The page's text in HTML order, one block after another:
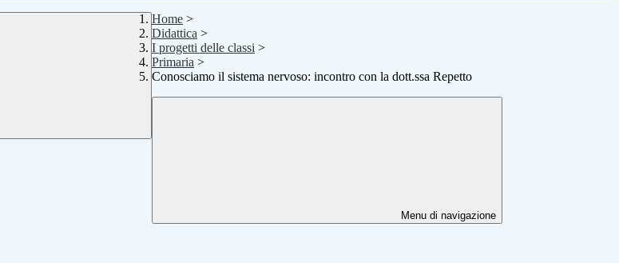
Home >
Didattica >
I progetti delle classi >
Primaria >
Conosciamo il sistema nervoso: incontro con la dott.ssa Repetto
Menu di navigazione